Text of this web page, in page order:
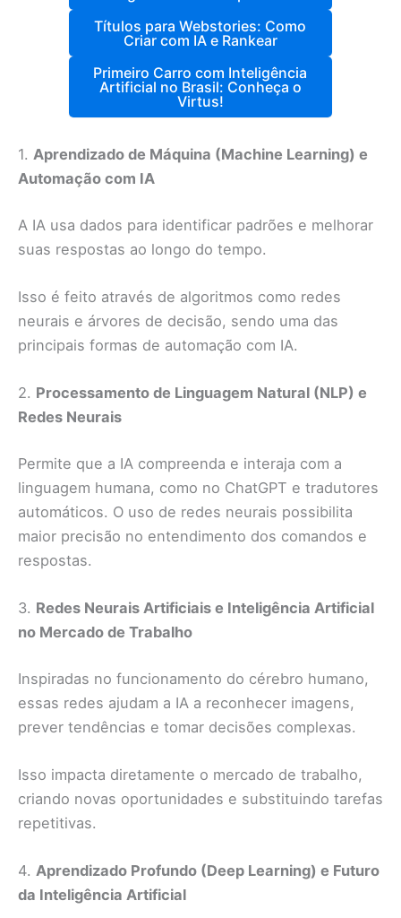
Títulos para Webstories: Como
Criar com IA e Rankear
Primeiro Carro com Inteligência
Artificial no Brasil: Conheça o
Virtus!
1. Aprendizado de Máquina (Machine Learning) e
Automação com IA
A IA usa dados para identificar padrões e melhorar
suas respostas ao longo do tempo.
Isso é feito através de algoritmos como redes
neurais e árvores de decisão, sendo uma das
principais formas de automação com IA.
2. Processamento de Linguagem Natural (NLP) e
Redes Neurais
Permite que a IA compreenda e interaja com a
linguagem humana, como no ChatGPT e tradutores
automáticos. O uso de redes neurais possibilita
maior precisão no entendimento dos comandos e
respostas.
3. Redes Neurais Artificiais e Inteligência Artificial
no Mercado de Trabalho
Inspiradas no funcionamento do cérebro humano,
essas redes ajudam a IA a reconhecer imagens,
prever tendências e tomar decisões complexas.
Isso impacta diretamente o mercado de trabalho,
criando novas oportunidades e substituindo tarefas
repetitivas.
4. Aprendizado Profundo (Deep Learning) e Futuro
da Inteligência Artificial